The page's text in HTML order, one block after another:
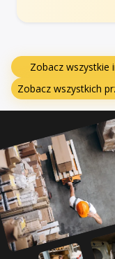
Zobacz wszystkie
Zobacz wszystkich